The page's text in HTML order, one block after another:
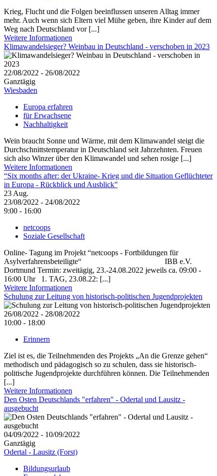
Krieg, Flucht und die Folgen beeinflussen unseren Alltag immer
mehr. Auch wenn sich Eltern viel Mühe geben, ihre Kinder auf dem
Weg nach Deutschland vor [...]
Weitere Informationen
Klimawandelsieger? Weinbau in Deutschland - verschoben in 2023
22/08/2022 - 26/08/2022
Ganztägig
Wiesbaden
Europa erfahren
für Erwachsene
Nachhaltigkeit
Wein braucht Sonne und Wärme, mit dem Klimawandel steigt die
Durchschnittstemperatur in Deutschland seit Jahrzehnten. Freuen
sich also Winzer über den Klimawandel und sehen rosige [...]
Weitere Informationen
“Six months after: der Ukraine- Krieg und die Situation Geflüchteter
in Europa - Rückblick und Ausblick”
23 Aug.
23/08/2022 - 24/08/2022
9:00 - 16:00
netcoops
Soziale Gesellschaft
Online- Tagung im Projekt “netcoops - Fortbildungen für
Asylverfahrensbeteiligte“ IBB e.V.
Dortmund Termin: zweitägig, 23.-24.08.2022 jeweils ca. 09:00 -
16:00 Uhr 1. TAG, 23.08.22: [...]
Weitere Informationen
Schulung zur Leitung von historisch-politischen Jugendprojekten
26/08/2022 - 28/08/2022
10:00 - 18:00
Erinnern
Ziel ist es, die Teilnehmenden des Projekts „An die Grenze gehen“
methodisch und pädagogisch so zu schulen, dass sie historisch-
politische Jugendprojekte durchführen können. Die Teilnehmenden
[...]
Weitere Informationen
Den Osten Deutschlands "erfahren" - Odertal und Lausitz -
ausgebucht
04/09/2022 - 10/09/2022
Ganztägig
Odertal - Lausitz (Forst)
Bildungsurlaub